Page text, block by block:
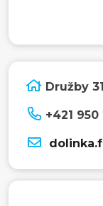
Družby
+421 950